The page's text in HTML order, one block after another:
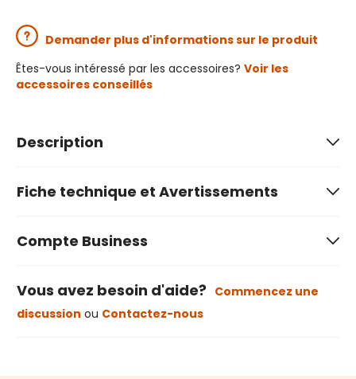
Demander plus d'informations sur le produit
Êtes-vous intéressé par les accessoires? Voir les
accessoires conseillés
Description
Fiche technique et Avertissements
Compte Business
Vous avez besoin d'aide? Commencez une
discussion ou Contactez-nous